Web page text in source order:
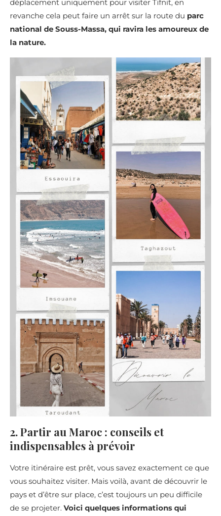
déplacement uniquement pour visiter Tifnit, en
revanche cela peut faire un arrêt sur la route du parc
national de Souss-Massa, qui ravira les amoureux de
la nature.
2. Partir au Maroc : conseils et
indispensables à prévoir
Votre itinéraire est prêt, vous savez exactement ce que
vous souhaitez visiter. Mais voilà, avant de découvrir le
pays et d’être sur place, c’est toujours un peu difficile
de se projeter. Voici quelques informations qui